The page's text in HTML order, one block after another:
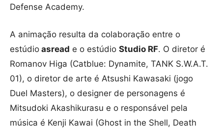
Defense Academy.
A animação resulta da colaboração entre o
estúdio asread e o estúdio Studio RF. O diretor é
Romanov Higa (Catblue: Dynamite, TANK S.W.A.T.
01), o diretor de arte é Atsushi Kawasaki (jogo
Duel Masters), o designer de personagens é
Mitsudoki Akashikurasu e o responsável pela
música é Kenji Kawai (Ghost in the Shell, Death